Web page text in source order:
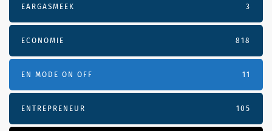
EARGASMEEK 3
ECONOMIE 818
EN MODE ON OFF 11
ENTREPRENEUR 105